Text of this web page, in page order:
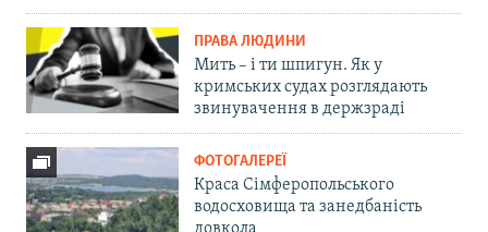
ПРАВА ЛЮДИНИ
Мить – і ти шпигун. Як у
кримських судах розглядають
звинувачення в держзраді
ФОТОГАЛЕРЕЇ
Краса Сімферопольського
водосховища та занедбаність